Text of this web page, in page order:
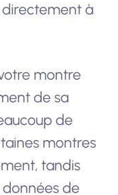
à
montre
de sa
de
montres
tandis
de